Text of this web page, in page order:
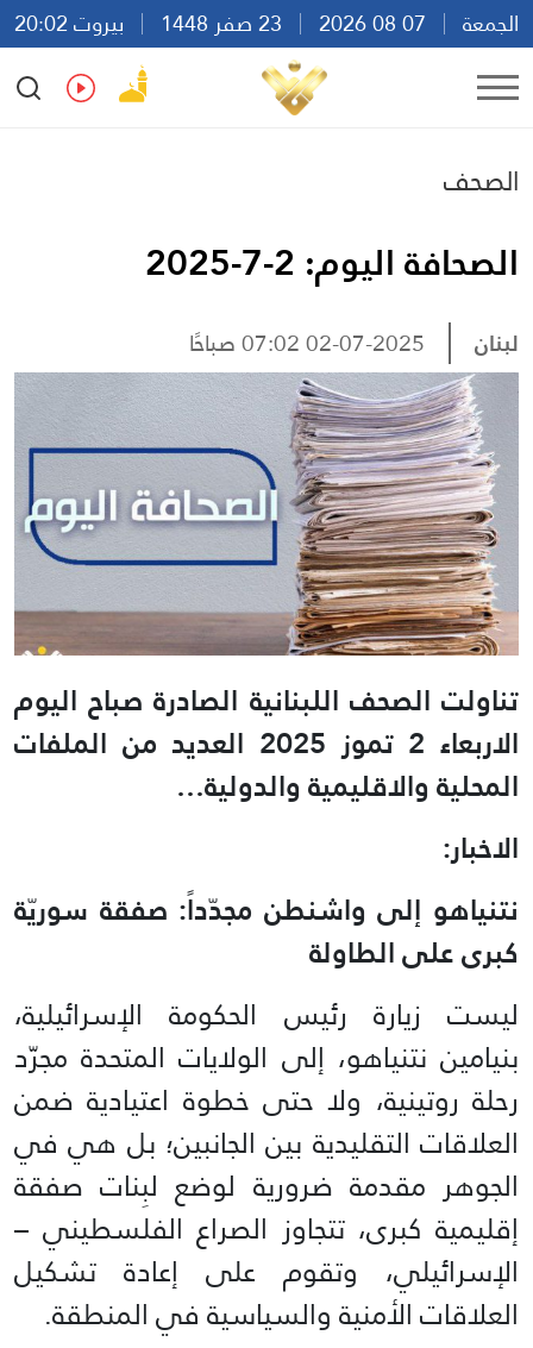
الجمعة
بيروت 20:02
Ar
En Fr Es
الصحف
الصحافة اليوم: 2-7-2025
لبنان 02-07-2025 07:02 صباحًا
تناولت الصحف اللبنانية الصادرة صباح اليوم
الاربعاء 2 تموز 2025 العديد من الملفات
المحلية والاقليمية والدولية…
الاخبار:
نتنياهو إلى واشنطن مجدّداً: صفقة سوريّة
كبرى على الطاولة
ليست زيارة رئيس الحكومة الإسرائيلية،
بنيامين نتنياهو، إلى الولايات المتحدة مجرّد
رحلة روتينية، ولا حتى خطوة اعتيادية ضمن
العلاقات التقليدية بين الجانبين؛ بل هي في
الجوهر مقدمة ضرورية لوضع لبِنات صفقة
إقليمية كبرى، تتجاوز الصراع الفلسطيني –
الإسرائيلي، وتقوم على إعادة تشكيل
العلاقات الأمنية والسياسية في المنطقة.